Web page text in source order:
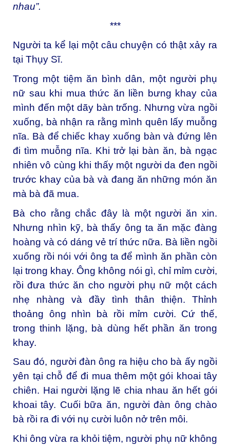
nhau”.
***
Người ta kể lại một câu chuyện có thật xảy ra
tại Thụy Sĩ.
Trong một tiệm ăn bình dân, một người phụ
nữ sau khi mua thức ăn liền bưng khay của
mình đến một dãy bàn trống. Nhưng vừa ngồi
xuống, bà nhận ra rằng mình quên lấy muỗng
nĩa. Bà để chiếc khay xuống bàn và đứng lên
đi tìm muỗng nĩa. Khi trở lại bàn ăn, bà ngạc
nhiên vô cùng khi thấy một người da đen ngồi
trước khay của bà và đang ăn những món ăn
mà bà đã mua.
Bà cho rằng chắc đây là một người ăn xin.
Nhưng nhìn kỹ, bà thấy ông ta ăn mặc đàng
hoàng và có dáng vẻ trí thức nữa. Bà liền ngồi
xuống rồi nói với ông ta để mình ăn phần còn
lại trong khay. Ông không nói gì, chỉ mỉm cười,
rồi đưa thức ăn cho người phụ nữ một cách
nhẹ nhàng và đầy tình thân thiện. Thỉnh
thoảng ông nhìn bà rồi mỉm cười. Cứ thế,
trong thinh lặng, bà dùng hết phần ăn trong
khay.
Sau đó, người đàn ông ra hiệu cho bà ấy ngồi
yên tại chỗ để đi mua thêm một gói khoai tây
chiên. Hai người lặng lẽ chia nhau ăn hết gói
khoai tây. Cuối bữa ăn, người đàn ông chào
bà rồi ra đi với nụ cười luôn nở trên môi.
Khi ông vừa ra khỏi tiệm, người phụ nữ không